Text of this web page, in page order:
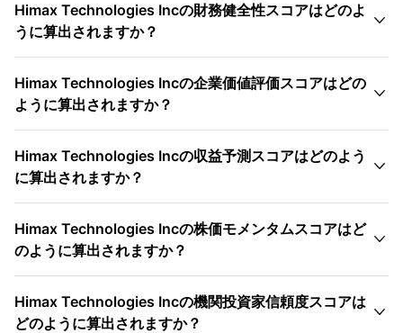
Himax Technologies Incの財務健全性スコアはどのよ
うに算出されますか？

Himax Technologies Incの企業価値評価スコアはどの
ように算出されますか？

Himax Technologies Incの収益予測スコアはどのよう
に算出されますか？

Himax Technologies Incの株価モメンタムスコアはど
のように算出されますか？

Himax Technologies Incの機関投資家信頼度スコアは
どのように算出されますか？
